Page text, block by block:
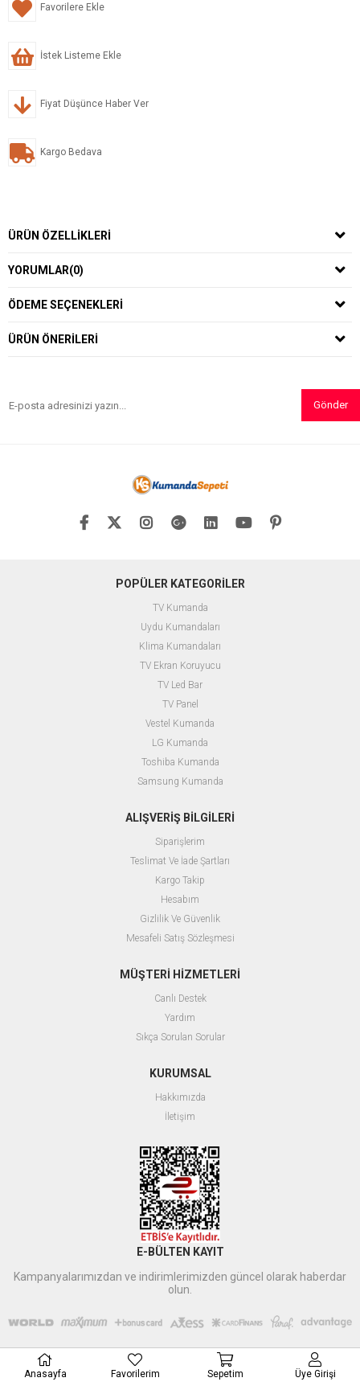
Favorilere Ekle
İstek Listeme Ekle
Fiyat Düşünce Haber Ver
Kargo Bedava
ÜRÜN ÖZELLIKLERI
YORUMLAR(0)
ÖDEME SEÇENEKLERI
ÜRÜN ÖNERILERI
Gönder
POPÜLER KATEGORİLER
TV Kumanda
Uydu Kumandaları
Klima Kumandaları
TV Ekran Koruyucu
TV Led Bar
TV Panel
Vestel Kumanda
LG Kumanda
Toshiba Kumanda
Samsung Kumanda
ALIŞVERİŞ BİLGİLERİ
Siparişlerim
Teslimat Ve İade Şartları
Kargo Takip
Hesabım
Gizlilik Ve Güvenlik
Mesafeli Satış Sözleşmesi
MÜŞTERİ HİZMETLERİ
Canlı Destek
Yardım
Sıkça Sorulan Sorular
KURUMSAL
Hakkımızda
İletişim
E-BÜLTEN KAYIT
Kampanyalarımızdan ve indirimlerimizden güncel olarak haberdar
olun.
Xbyildirim tarafından düzenlenmiştir
Anasayfa Favorilerim Sepetim Üye Girişi